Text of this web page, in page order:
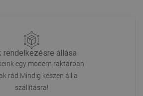
rendelkezésre állása
egy modern raktárban
rád.Mindig készen áll a
szállításra!